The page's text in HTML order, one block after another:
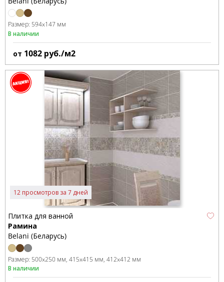
Размер: 594x147 мм
В наличии
от 1082 руб./м2
12 просмотров за 7 дней
Плитка для ванной
Рамина
Belani (Беларусь)
Размер: 500x250 мм 415x415 мм 412x412 мм
В наличии